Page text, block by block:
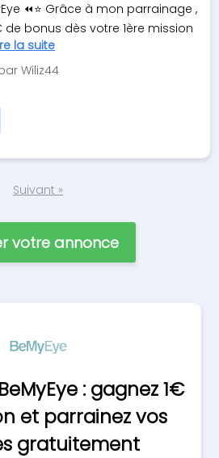
⏪⭐ Grâce à mon parrainage ,
de bonus dès votre 1ère mission
la suite
Wiliz44
Suivant »
votre annonce
: gagnez 1€
et parrainez vos
gratuitement